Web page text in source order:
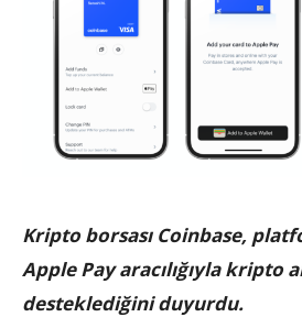
Kripto borsası Coinbase,
Apple Pay aracılığıyla kripto
desteklediğini duyurdu.